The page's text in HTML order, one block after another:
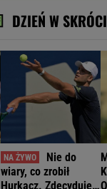
DZIEŃ W
Nie do
wiary, co zrobił
Hurkacz. Zdecyduje